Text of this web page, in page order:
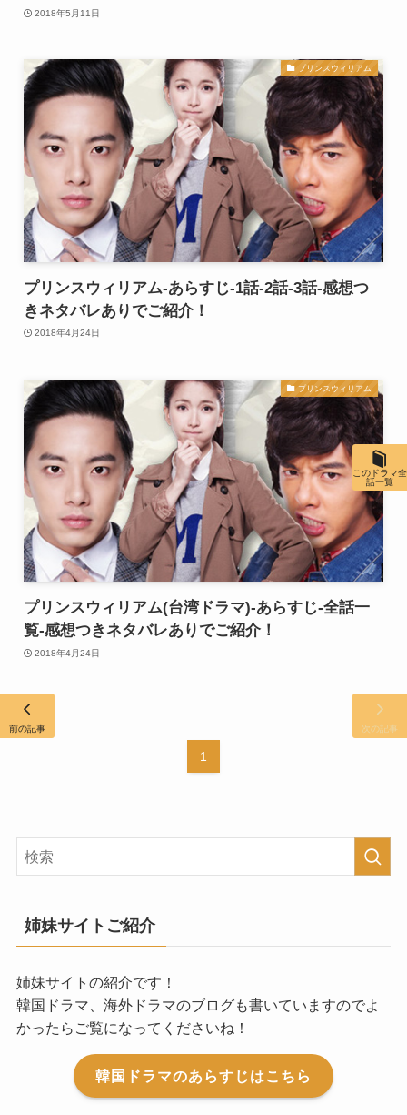
2018年5月11日
プリンスウィリアム
プリンスウィリアム-あらすじ-1話-2話-3話-感想つ
きネタバレありでご紹介！
2018年4月24日
プリンスウィリアム
プリンスウィリアム(台湾ドラマ)-あらすじ-全話一
覧-感想つきネタバレありでご紹介！
2018年4月24日
1
姉妹サイトご紹介
姉妹サイトの紹介です！
韓国ドラマ、海外ドラマのブログも書いていますのでよ
かったらご覧になってくださいね！
韓国ドラマのあらすじはこちら
前の記事 次の記事
このドラマ全
話一覧